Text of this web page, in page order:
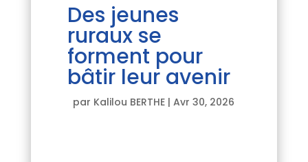
Des jeunes
ruraux se
forment pour
bâtir leur avenir
par Kalilou BERTHE |Avr 30, 2026